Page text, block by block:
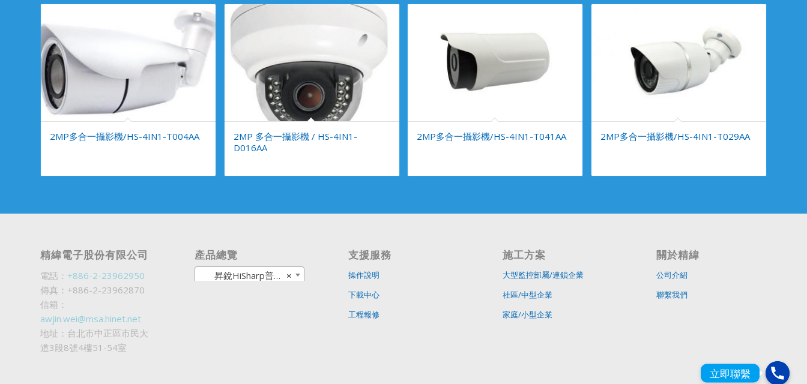
2MP多合一攝影機/HS-4IN1-T004AA
2MP 多合一攝影機 / HS-4IN1-
D016AA
2MP多合一攝影機/HS-4IN1-T041AA 2MP多合一攝影機/HS-4IN1-T029AA
精緯電子股份有限公司
電話： +886-2-23962950
傳真：+886-2-23962870
信箱：
awjin.wei@msa.hinet.net
地址：台北市中正區市民大
道3段8號4樓51-54室
產品總覽
×
昇銳HiSharp普銷商品
支援服務
操作說明
下載中心
工程報修
施工方案
大型監控部屬/連鎖企業
社區/中型企業
家庭/小型企業
關於精緯
公司介紹
聯繫我們